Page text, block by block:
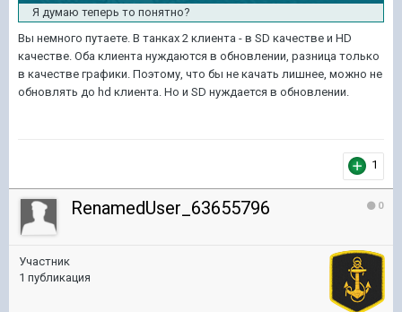
Я думаю теперь то понятно?
Вы немного путаете. В танках 2 клиента - в SD качестве и HD
качестве. Оба клиента нуждаются в обновлении, разница только
в качестве графики. Поэтому, что бы не качать лишнее, можно не
обновлять до hd клиента. Но и SD нуждается в обновлении.
1
0
RenamedUser_63655796
Участник
1 публикация